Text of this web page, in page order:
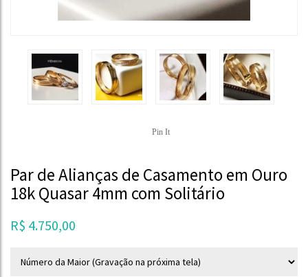
Pin It
Par de Alianças de Casamento em Ouro
18k Quasar 4mm com Solitário
R$ 4.750,00